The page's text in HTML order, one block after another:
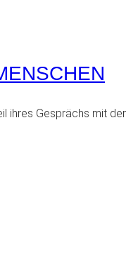
ihres Gesprächs mit